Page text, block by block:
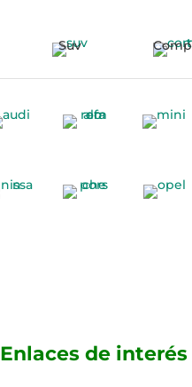
Suv
Enlaces de interés